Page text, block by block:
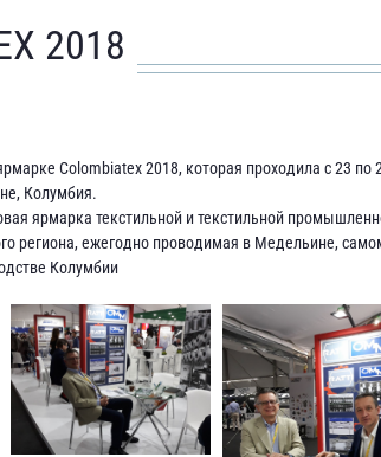
2018
Colombiatex 2018, которая проходила с 23 по
Колумбия.
ярмарка текстильной и текстильной
региона, ежегодно проводимая в Медельине,
Колумбии